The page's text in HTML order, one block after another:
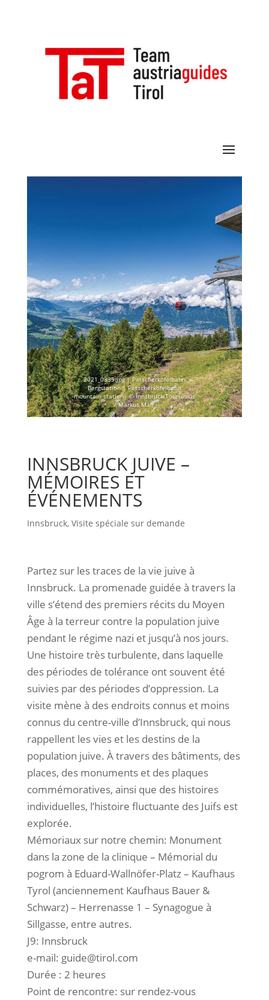
2021_0335.jpg | Patscherkofelbahn
Bergstation | Patscherkofelbahn
mountain station| © Innsbruck Tourismus
/ Markus Mair
INNSBRUCK JUIVE –
MÉMOIRES ET
ÉVÉNEMENTS
Innsbruck, Visite spéciale sur demande
Partez sur les traces de la vie juive à
Innsbruck. La promenade guidée à travers la
ville s’étend des premiers récits du Moyen
Âge à la terreur contre la population juive
pendant le régime nazi et jusqu’à nos jours.
Une histoire très turbulente, dans laquelle
des périodes de tolérance ont souvent été
suivies par des périodes d’oppression. La
visite mène à des endroits connus et moins
connus du centre-ville d’Innsbruck, qui nous
rappellent les vies et les destins de la
population juive. À travers des bâtiments, des
places, des monuments et des plaques
commémoratives, ainsi que des histoires
individuelles, l’histoire fluctuante des Juifs est
explorée.
Mémoriaux sur notre chemin: Monument
dans la zone de la clinique – Mémorial du
pogrom à Eduard-Wallnöfer-Platz – Kaufhaus
Tyrol (anciennement Kaufhaus Bauer &
Schwarz) – Herrenasse 1 – Synagogue à
Sillgasse, entre autres.
J9: Innsbruck
e-mail: guide@tirol.com
Durée : 2 heures
Point de rencontre: sur rendez-vous